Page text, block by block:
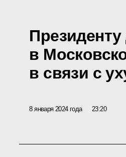
в
в связи с
8 января 2024 года 23:20